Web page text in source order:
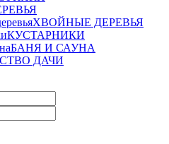
ХВОЙНЫЕ ДЕРЕВЬЯ
КУСТАРНИКИ
БАНЯ И САУНА
ДАЧИ